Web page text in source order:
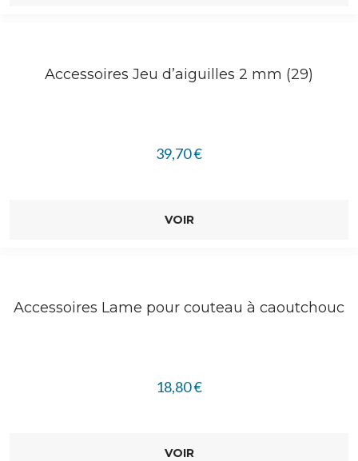
Accessoires Jeu d’aiguilles 2 mm (29)
39,70€
VOIR
Accessoires Lame pour couteau à caoutchouc
18,80€
VOIR